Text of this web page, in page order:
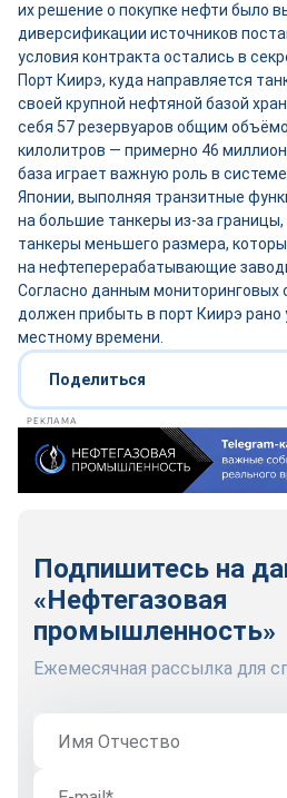
их решение о покупке нефти было
диверсификации источников
условия контракта остались в
Порт Киирэ, куда направляется
своей крупной нефтяной базой
себя 57 резервуаров общим
килолитров — примерно 46
база играет важную роль в
Японии, выполняя транзитные
на большие танкеры из-за границы,
танкеры меньшего размера,
на нефтеперерабатывающие
Согласно данным мониторинговых
должен прибыть в порт Киирэ рано
местному времени.
Поделиться
РЕКЛАМА
Подпишитесь на
«Нефтегазовая
промышленность»
Ежемесячная рассылка для